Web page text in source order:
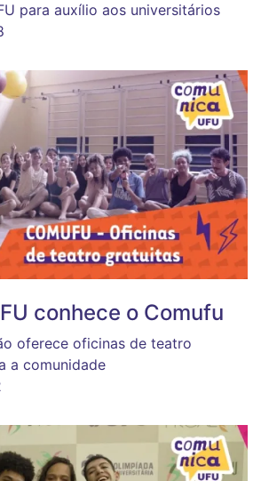
para auxílio aos universitários
conhece o Comufu
oferece oficinas de teatro
a comunidade